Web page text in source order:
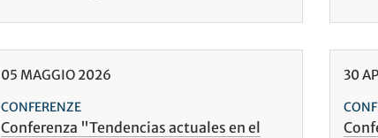
05 MAGGIO 2026
CONFERENZE
Conferenza "Tendencias actuales en el
30